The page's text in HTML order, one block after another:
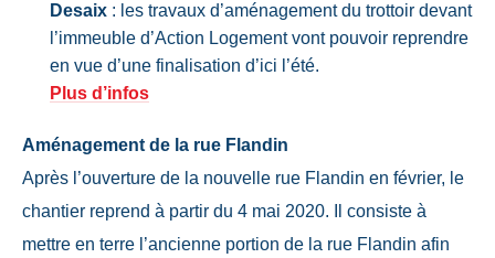
Desaix : les travaux d’aménagement du trottoir devant
l’immeuble d’Action Logement vont pouvoir reprendre
en vue d’une finalisation d’ici l’été.
Plus d’infos
Aménagement de la rue Flandin
Après l’ouverture de la nouvelle rue Flandin en février, le
chantier reprend à partir du 4 mai 2020. Il consiste à
mettre en terre l’ancienne portion de la rue Flandin afin